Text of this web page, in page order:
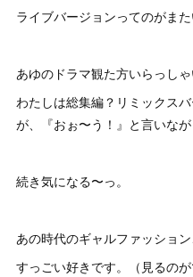
ライブバージョンってのがま
あゆのドラマ観た方いらっし
わたしは総集編？リミックス
が、『おぉ〜う！』と言いな
続き気になる〜っ。
あの時代のギャルファッショ
すっごい好きです。（見るの